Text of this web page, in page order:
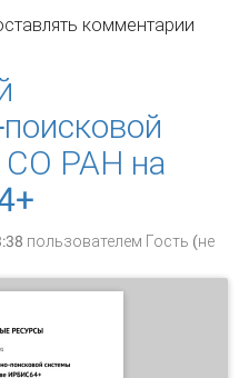
открытого доступа:
комментарии
РАН на
пользователем Гость (не